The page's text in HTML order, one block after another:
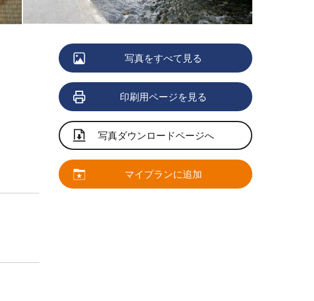
写真をすべて見る
印刷用ページを見る
写真ダウンロードページへ
マイプランに追加